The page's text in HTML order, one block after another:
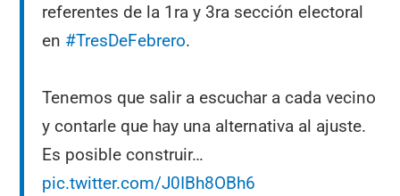
referentes de la 1ra y 3ra sección electoral
en #TresDeFebrero.
Tenemos que salir a escuchar a cada vecino
y contarle que hay una alternativa al ajuste.
Es posible construir…
pic.twitter.com/J0IBh8OBh6